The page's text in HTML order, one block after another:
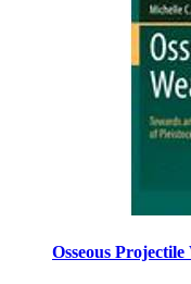
Osseous